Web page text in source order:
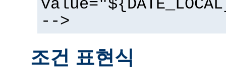
-->
조건 표현식